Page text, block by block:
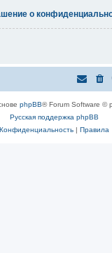
о
phpBB® Forum Software ©
Русская поддержка phpBB
Конфиденциальность| Правила